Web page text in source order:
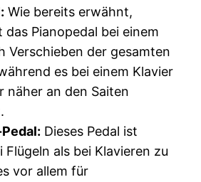
Wie bereits erwähnt,
Pianopedal bei einem
Verschieben der gesamten
es bei einem Klavier
näher an den Saiten
Dieses Pedal ist
Flügeln als bei Klavieren zu
vor allem für